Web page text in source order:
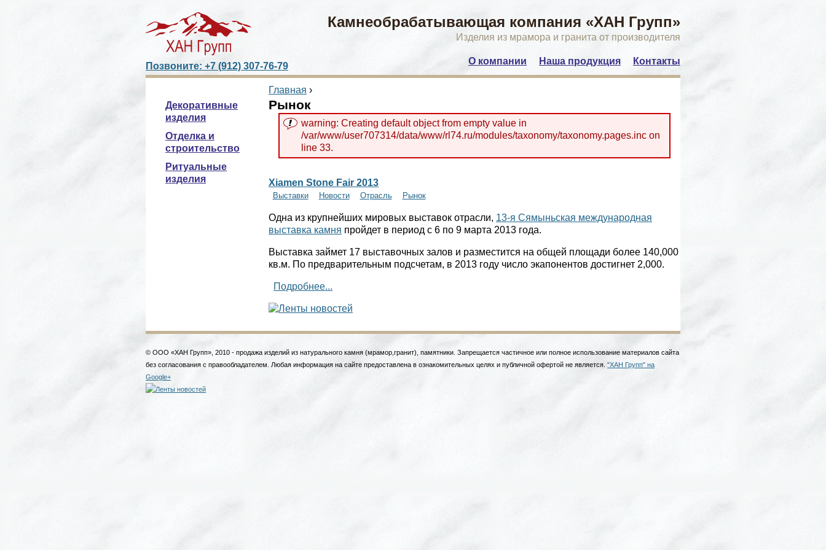
Камнеобрабатывающая компания «ХАН Групп»
Изделия из мрамора и гранита от производителя
Главная ›
Рынок
warning: Creating default object from empty value in
/var/www/user707314/data/www/rl74.ru/modules/taxonomy/taxonomy.pages.inc on
line 33.
Xiamen Stone Fair 2013
Выставки Новости Отрасль Рынок
Одна из крупнейших мировых выставок отрасли, 13-я Сямыньская международная
выставка камня пройдет в период с 6 по 9 марта 2013 года.
Выставка займет 17 выставочных залов и разместится на общей площади более 140,000
кв.м. По предварительным подсчетам, в 2013 году число экапонентов достигнет 2,000.
Подробнее...
Позвоните: +7 (912) 307-76-79 Main menu
О компании Наша продукция Контакты
Декоративные
изделия
Отделка и
строительство
Ритуальные
изделия
© ООО «ХАН Групп», 2010 - продажа изделий из натурального камня (мрамор,гранит), памятники. Запрещается частичное или полное использование материалов сайта
без согласования с правообладателем. Любая информация на сайте предоставлена в ознакомительных целях и публичной офертой не является. "ХАН Групп" на
Google+